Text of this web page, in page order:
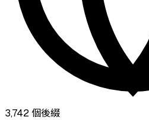
3,742個後綴